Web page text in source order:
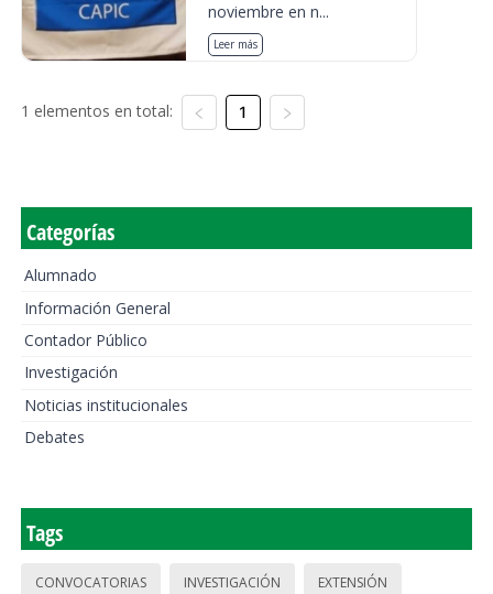
noviembre en n...
Leer más
1 elementos en total: 1
Categorías
Alumnado
Información General
Contador Público
Investigación
Noticias institucionales
Debates
Tags
CONVOCATORIAS INVESTIGACIÓN EXTENSIÓN